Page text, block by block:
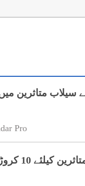
متاثرین
Pro
چین کا پاکستان کے